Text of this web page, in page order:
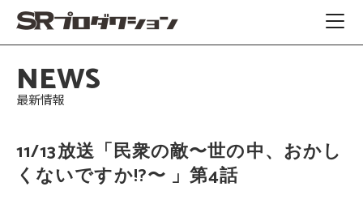
NEWS
最新情報
11/13放送「民衆の敵〜世の中、おかし
くないですか!?〜 」第4話